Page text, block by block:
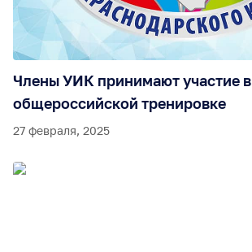
Члены УИК принимают участие в
общероссийской тренировке
27 февраля, 2025